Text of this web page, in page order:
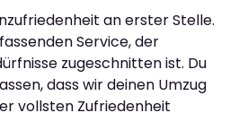
an erster Stelle.
Service, der
zugeschnitten ist. Du
dass wir deinen Umzug
vollsten Zufriedenheit